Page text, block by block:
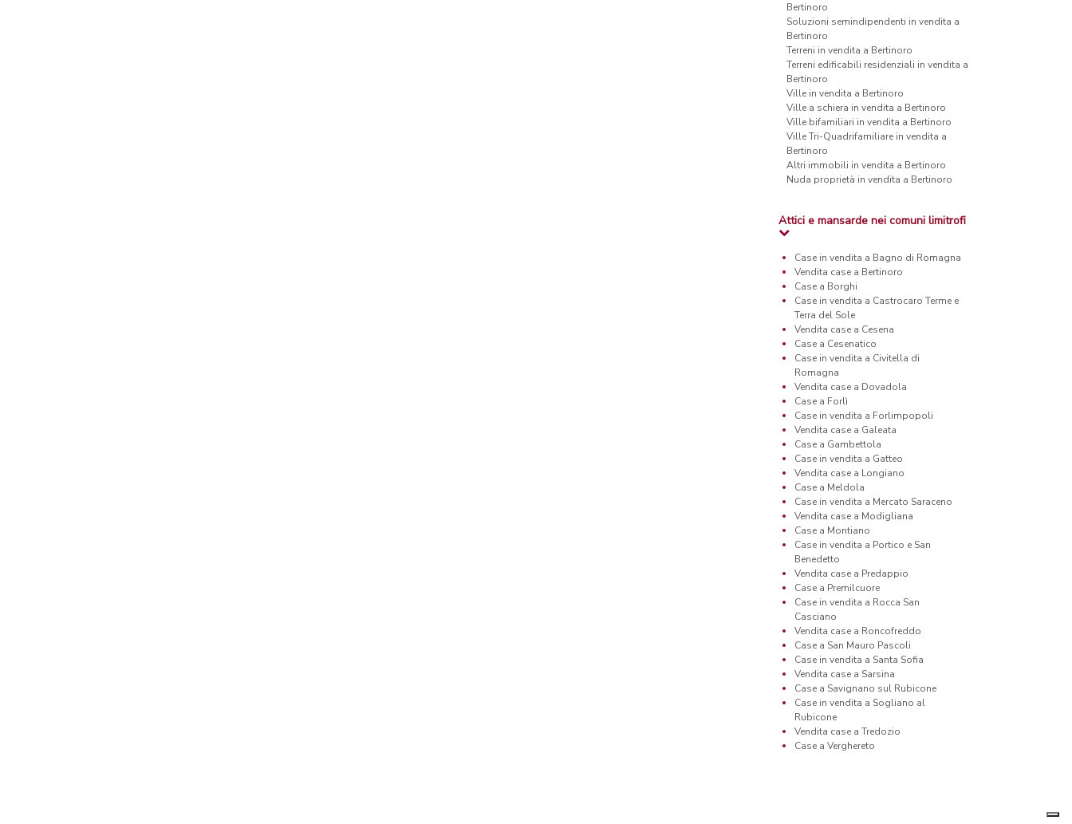
Bertinoro
Soluzioni semindipendenti in vendita a
Bertinoro
Terreni in vendita a Bertinoro
Terreni edificabili residenziali in vendita a
Bertinoro
Ville in vendita a Bertinoro
Ville a schiera in vendita a Bertinoro
Ville bifamiliari in vendita a Bertinoro
Ville Tri-Quadrifamiliare in vendita a
Bertinoro
Altri immobili in vendita a Bertinoro
Nuda proprietà in vendita a Bertinoro
Attici e mansarde nei comuni limitrofi
Case in vendita a Bagno di Romagna
Vendita case a Bertinoro
Case a Borghi
Case in vendita a Castrocaro Terme e
Terra del Sole
Vendita case a Cesena
Case a Cesenatico
Case in vendita a Civitella di
Romagna
Vendita case a Dovadola
Case a Forlì
Case in vendita a Forlimpopoli
Vendita case a Galeata
Case a Gambettola
Case in vendita a Gatteo
Vendita case a Longiano
Case a Meldola
Case in vendita a Mercato Saraceno
Vendita case a Modigliana
Case a Montiano
Case in vendita a Portico e San
Benedetto
Vendita case a Predappio
Case a Premilcuore
Case in vendita a Rocca San
Casciano
Vendita case a Roncofreddo
Case a San Mauro Pascoli
Case in vendita a Santa Sofia
Vendita case a Sarsina
Case a Savignano sul Rubicone
Case in vendita a Sogliano al
Rubicone
Vendita case a Tredozio
Case a Verghereto